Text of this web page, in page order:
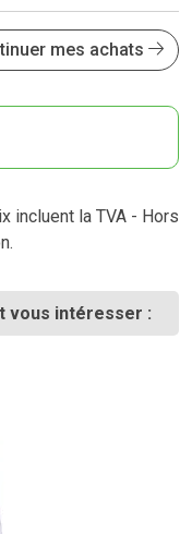
mes achats
incluent la TVA - Hors
vous intéresser :